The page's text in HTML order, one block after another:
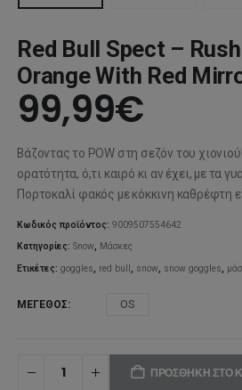
Red Bull Spect –
Orange With Red
99,99€
Βάζοντας το POW στη σεζόν του
ορατότητα, ό,τι καιρό κι αν έχει, με τα
Πορτοκαλί φακός με κόκκινη καθρέφτη
Κωδικός προϊόντος:9009507554642
Κατηγορίες:Snow, Μάσκες
Ετικέτες:goggles, red bull, snow, snow goggles,
ΜΈΓΕΘΟΣ OS
ΠΡΟΣΘΉΚΗ ΣΤΟ